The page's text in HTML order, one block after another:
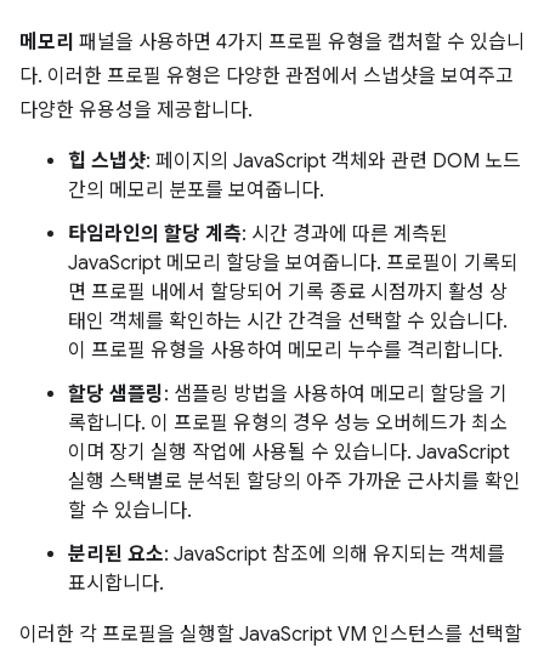
메모리 패널을 사용하면 4가지 프로필 유형을 캡처할 수 있습니
다. 이러한 프로필 유형은 다양한 관점에서 스냅샷을 보여주고
다양한 유용성을 제공합니다.
힙 스냅샷: 페이지의 JavaScript 객체와 관련 DOM 노드
간의 메모리 분포를 보여줍니다.
타임라인의 할당 계측: 시간 경과에 따른 계측된
JavaScript 메모리 할당을 보여줍니다. 프로필이 기록되
면 프로필 내에서 할당되어 기록 종료 시점까지 활성 상
태인 객체를 확인하는 시간 간격을 선택할 수 있습니다.
이 프로필 유형을 사용하여 메모리 누수를 격리합니다.
할당 샘플링: 샘플링 방법을 사용하여 메모리 할당을 기
록합니다. 이 프로필 유형의 경우 성능 오버헤드가 최소
이며 장기 실행 작업에 사용될 수 있습니다. JavaScript
실행 스택별로 분석된 할당의 아주 가까운 근사치를 확인
할 수 있습니다.
분리된 요소: JavaScript 참조에 의해 유지되는 객체를
표시합니다.
이러한 각 프로필을 실행할 JavaScript VM 인스턴스를 선택할